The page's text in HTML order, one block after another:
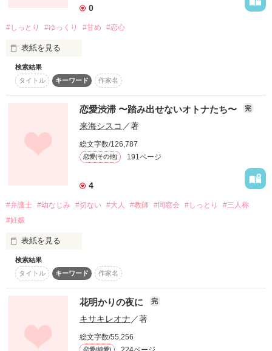
【壁ドン企画】参加作品。
『いっぱい好きになってもらうから。』の続編っぽいですが、
上記作品を読まれていない方にも楽しんでいただける内容にな
っています。
『いっぱい好きになってもらうから。』が
【壁ドン企画】入賞いたしました。ありがとうございます。
それを記念して（？）続編っぽいものを書いてみました。
『いっぱい好きになってもらうから。』
『キミの心を奪いたいんだ。』（コウタ目線）
↓
の順でお読みいただくと時系列になっています。
作品を読む
0
#しっとり #ゆっくり #甘め #恋心
表紙を見る
ブサコ…
お前は俺だけの蕾。
絶対
薔薇になるよ。
だから、
検索結果
タイトル
キーワード 作家名
恋愛渋滞 〜踏み出せないオトナたち〜 完
来海シスコ ／著
総文字数/126,787
恋愛(その他) 191ページ
4
#弁護士 #幼なじみ #切ない #大人 #教師 #同窓会 #しっとり
#三人称
#妊娠
表紙を見る
いつからか、まっすぐにぶつかれなくなった。
その理由は、それぞれ複雑で
絡んだ糸は簡単にはほどけなくて。
検索結果
タイトル
キーワード 作家名
花明かりの夜に 完
キサキレオナ ／著
総文字数/55,256
恋愛(純愛)